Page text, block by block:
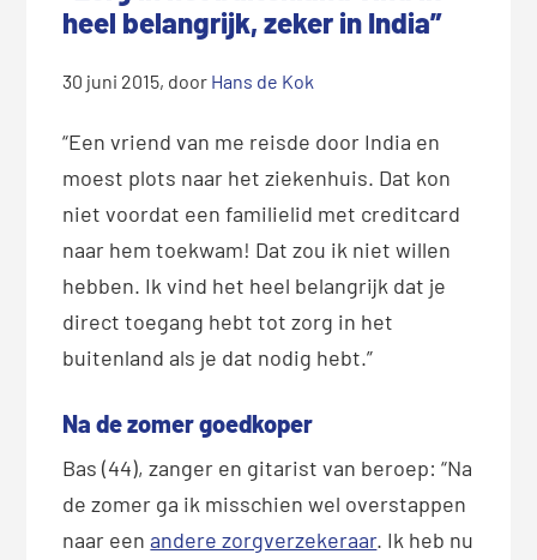
heel belangrijk, zeker in India”
30 juni 2015, door Hans de Kok
“Een vriend van me reisde door India en
moest plots naar het ziekenhuis. Dat kon
niet voordat een familielid met creditcard
naar hem toekwam! Dat zou ik niet willen
hebben. Ik vind het heel belangrijk dat je
direct toegang hebt tot zorg in het
buitenland als je dat nodig hebt.”
Na de zomer goedkoper
Bas (44), zanger en gitarist van beroep: “Na
de zomer ga ik misschien wel overstappen
naar eenandere zorgverzekeraar. Ik heb nu